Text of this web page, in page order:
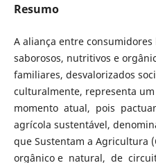
Resumo
A aliança entre
saborosos, nutritivos e
familiares, desvalorizados
culturalmente, representa
momento atual, pois
agrícola sustentável,
que Sustentam a Agricultura
orgânico e natural, de